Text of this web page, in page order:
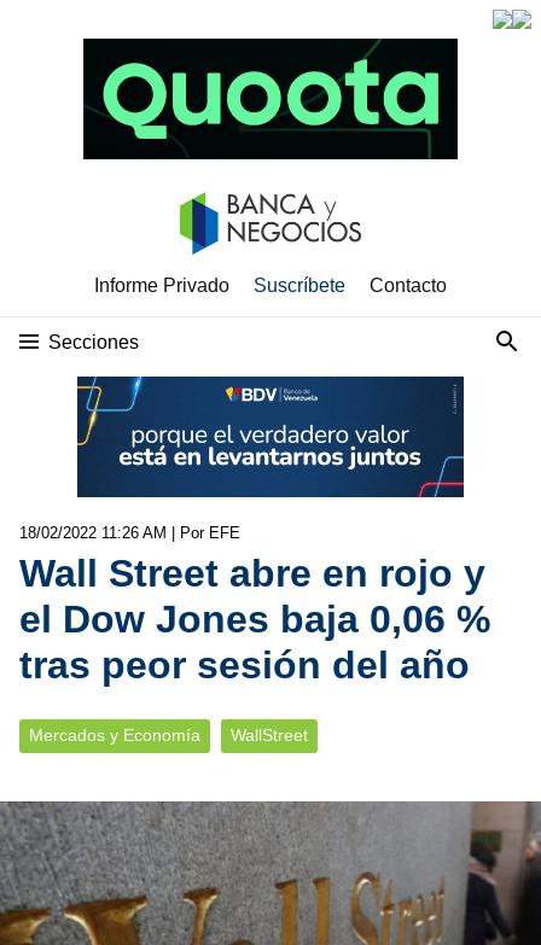
Informe Privado Suscríbete Contacto
Secciones
18/02/2022 11:26 AM | Por EFE
Wall Street abre en rojo y
el Dow Jones baja 0,06 %
tras peor sesión del año
Mercados y Economía WallStreet